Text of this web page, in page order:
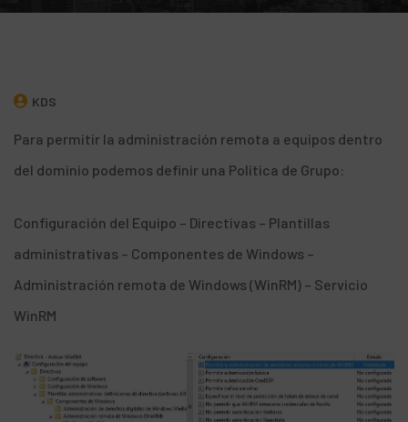
KDS
Para permitir la administración remota a equipos dentro
del dominio podemos definir una Política de Grupo:
Configuración del Equipo – Directivas – Plantillas
administrativas – Componentes de Windows –
Administración remota de Windows (WinRM) – Servicio
WinRM